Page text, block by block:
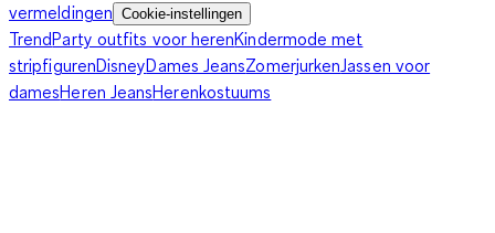
vermeldingen Cookie-instellingen
TrendParty outfits voor herenKindermode met
stripfigurenDisneyDames JeansZomerjurkenJassen voor
damesHeren JeansHerenkostuums